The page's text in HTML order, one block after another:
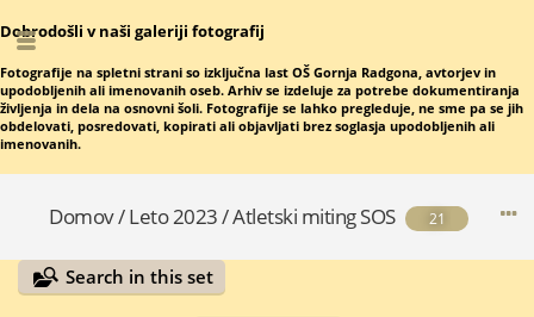
Dobrodošli v naši galeriji fotografij
Fotografije na spletni strani so izključna last OŠ Gornja Radgona, avtorjev in
upodobljenih ali imenovanih oseb. Arhiv se izdeluje za potrebe dokumentiranja
življenja in dela na osnovni šoli. Fotografije se lahko pregleduje, ne sme pa se jih
obdelovati, posredovati, kopirati ali objavljati brez soglasja upodobljenih ali
imenovanih.
Domov/Leto 2023/Atletski miting SOS 21
Search in this set